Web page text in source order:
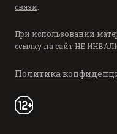
связи
При использовании
ссылку на сайт НЕ
Политика